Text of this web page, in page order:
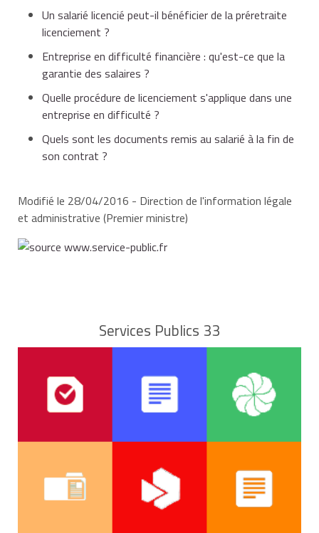
Un salarié licencié peut-il bénéficier de la préretraite
licenciement ?
Entreprise en difficulté financière : qu'est-ce que la
garantie des salaires ?
Quelle procédure de licenciement s'applique dans une
entreprise en difficulté ?
Quels sont les documents remis au salarié à la fin de
son contrat ?
Modifié le 28/04/2016 - Direction de l'information légale
et administrative (Premier ministre)
Services Publics 33